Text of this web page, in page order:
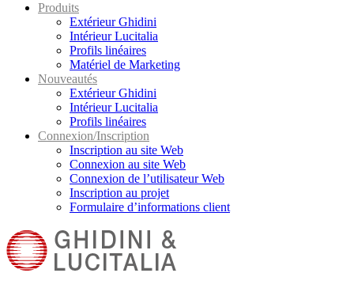
Produits
Extérieur Ghidini
Intérieur Lucitalia
Profils linéaires
Matériel de Marketing
Nouveautés
Extérieur Ghidini
Intérieur Lucitalia
Profils linéaires
Connexion/Inscription
Inscription au site Web
Connexion au site Web
Connexion de l’utilisateur Web
Inscription au projet
Formulaire d’informations client